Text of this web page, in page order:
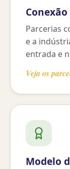
Parcerias
e a
entrada e
Veja os
Modelo